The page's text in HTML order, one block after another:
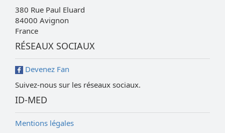
380 Rue Paul Eluard
84000 Avignon
France
RÉSEAUX SOCIAUX
Devenez Fan
Suivez-nous sur les réseaux sociaux.
ID-MED
Mentions légales